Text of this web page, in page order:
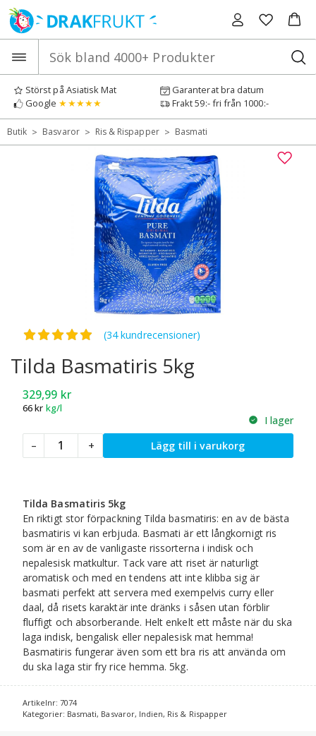
Hoppa
till
innehåll
Störst på Asiatisk Mat
Garanterat bra datum
Google ★★★★★ Frakt 59:- fri från 1000:-
Butik > Basvaror > Ris & Rispapper > Basmati
Betygsatt4.91av 5
(34 kundrecensioner)
Tilda Basmatiris 5kg
329,99 kr
66kr kg/l
I lager
–
Tilda
Basmatiris
+ Lägg till i varukorg
Tilda Basmatiris 5kg
En riktigt stor förpackning Tilda basmatiris: en av de bästa
basmatiris vi kan erbjuda. Basmati är ett långkornigt ris
som är en av de vanligaste rissorterna i indisk och
nepalesisk matkultur. Tack vare att riset är naturligt
aromatisk och med en tendens att inte klibba sig är
basmati perfekt att servera med exempelvis curry eller
daal, då risets karaktär inte dränks i såsen utan förblir
fluffigt och absorberande. Helt enkelt ett måste när du ska
laga indisk, bengalisk eller nepalesisk mat hemma!
Basmatiris fungerar även som ett bra ris att använda om
du ska laga stir fry rice hemma. 5kg.
Artikelnr: 7074
Kategorier: Basmati, Basvaror, Indien, Ris & Rispapper